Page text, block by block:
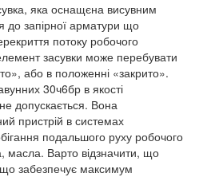
яка оснащєна висувним
до запірної арматури що
потоку робочого
засувки може перебувати
або в положенні «закрито».
30ч6бр в якості
допускається. Вона
пристрій в системах
подальшого руху робочого
Варто відзначити, що
забезпечує максимум